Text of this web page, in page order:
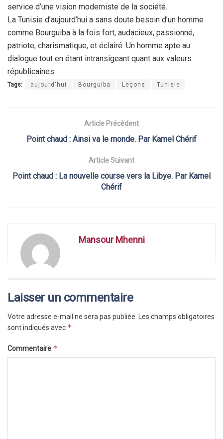
service d’une vision moderniste de la société.
La Tunisie d’aujourd’hui a sans doute besoin d’un homme
comme Bourguiba à la fois fort, audacieux, passionné,
patriote, charismatique, et éclairé. Un homme apte au
dialogue tout en étant intransigeant quant aux valeurs
républicaines.
Tags: aujourd'hui Bourguiba Leçons Tunisie
Article Précèdent
Point chaud : Ainsi va le monde. Par Kamel Chérif
Article Suivant
Point chaud : La nouvelle course vers la Libye. Par Kamel
Chérif
Mansour Mhenni
Laisser un commentaire
Votre adresse e-mail ne sera pas publiée.
Les champs obligatoires
sont indiqués avec *
Commentaire *